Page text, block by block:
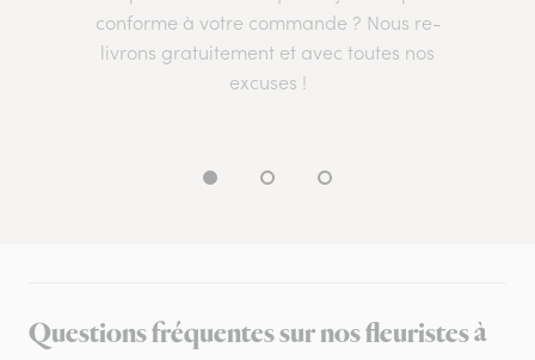
conforme à votre commande ? Nous re-
livrons gratuitement et avec toutes nos
excuses !
Questions fréquentes sur nos fleuristes à